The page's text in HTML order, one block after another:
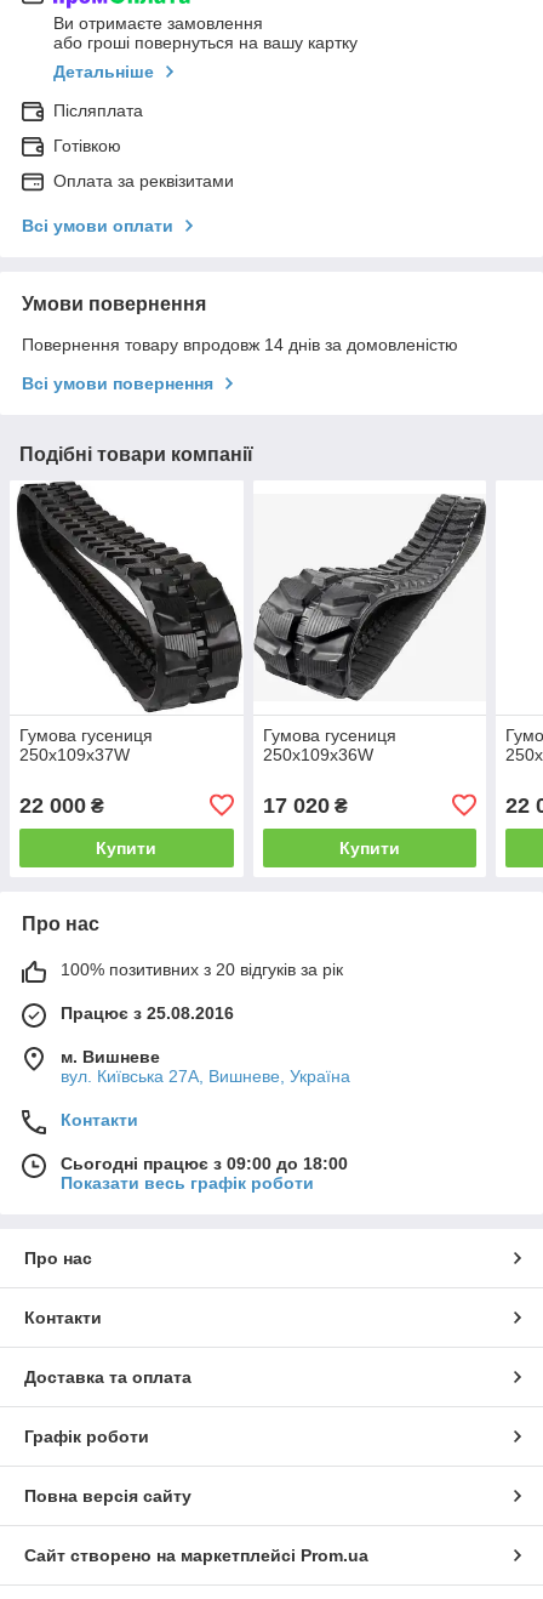
Ви отримаєте замовлення
або гроші повернуться на вашу картку
Детальніше
Післяплата
Готівкою
Оплата за реквізитами
Всі умови оплати
Умови повернення
Повернення товару впродовж 14 днів за домовленістю
Всі умови повернення
Подібні товари компанії
Гумова гусениця
250х109х37W
22 000 ₴
Купити
Гумова гусениця
250x109x36W
17 020₴
Купити
22
Про нас
100% позитивних з 20 відгуків за рік
Працює з 25.08.2016
м. Вишневе
вул. Київська 27А, Вишневе, Україна
Контакти
Сьогодні працює з 09:00 до 18:00
Показати весь графік роботи
Про нас
Контакти
Доставка та оплата
Графік роботи
Повна версія сайту
Сайт створено на маркетплейсі Prom.ua